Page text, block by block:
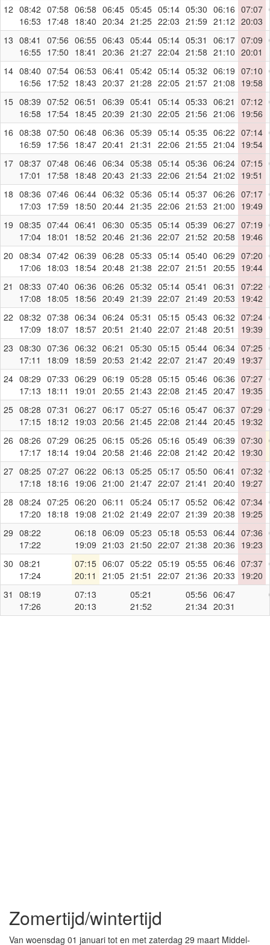
12 08:42
16:53
07:58
17:48
06:58
18:40
06:45
20:34
05:45
21:25
05:14
22:03
05:30
21:59
06:16
21:12
07:07
20:03
13 08:41
16:55
07:56
17:50
06:55
18:41
06:43
20:36
05:44
21:27
05:14
22:04
05:31
21:58
06:17
21:10
07:09
20:01
14 08:40
16:56
07:54
17:52
06:53
18:43
06:41
20:37
05:42
21:28
05:14
22:05
05:32
21:57
06:19
21:08
07:10
19:58
15 08:39
16:58
07:52
17:54
06:51
18:45
06:39
20:39
05:41
21:30
05:14
22:05
05:33
21:56
06:21
21:06
07:12
19:56
16 08:38
16:59
07:50
17:56
06:48
18:47
06:36
20:41
05:39
21:31
05:14
22:06
05:35
21:55
06:22
21:04
07:14
19:54
17 08:37
17:01
07:48
17:58
06:46
18:48
06:34
20:43
05:38
21:33
05:14
22:06
05:36
21:54
06:24
21:02
07:15
19:51
18 08:36
17:03
07:46
17:59
06:44
18:50
06:32
20:44
05:36
21:35
05:14
22:06
05:37
21:53
06:26
21:00
07:17
19:49
19 08:35
17:04
07:44
18:01
06:41
18:52
06:30
20:46
05:35
21:36
05:14
22:07
05:39
21:52
06:27
20:58
07:19
19:46
20 08:34
17:06
07:42
18:03
06:39
18:54
06:28
20:48
05:33
21:38
05:14
22:07
05:40
21:51
06:29
20:55
07:20
19:44
21
08:33
17:08
07:40
18:05
06:36
18:56
06:26
20:49
05:32
21:39
05:14
22:07
05:41
21:49
06:31
20:53
07:22
19:42
22 08:32
17:09
07:38
18:07
06:34
18:57
06:24
20:51
05:31
21:40
05:15
22:07
05:43
21:48
06:32
20:51
07:24
19:39
23 08:30
17:11
07:36
18:09
06:32
18:59
06:21
20:53
05:30
21:42
05:15
22:07
05:44
21:47
06:34
20:49
07:25
19:37
24 08:29
17:13
07:33
18:11
06:29
19:01
06:19
20:55
05:28
21:43
05:15
22:08
05:46
21:45
06:36
20:47
07:27
19:35
25 08:28
17:15
07:31
18:12
06:27
19:03
06:17
20:56
05:27
21:45
05:16
22:08
05:47
21:44
06:37
20:45
07:29
19:32
26 08:26
17:17
07:29
18:14
06:25
19:04
06:15
20:58
05:26
21:46
05:16
22:08
05:49
21:42
06:39
20:42
07:30
19:30
27 08:25
17:18
07:27
18:16
06:22
19:06
06:13
21:00
05:25
21:47
05:17
22:07
05:50
21:41
06:41
20:40
07:32
19:27
28 08:24
17:20
07:25
18:18
06:20
19:08
06:11
21:02
05:24
21:49
05:17
22:07
05:52
21:39
06:42
20:38
07:34
19:25
29 08:22
17:22
06:18
19:09
06:09
21:03
05:23
21:50
05:18
22:07
05:53
21:38
06:44
20:36
07:36
19:23
30 08:21
17:24
07:15
20:11
06:07
21:05
05:22
21:51
05:19
22:07
05:55
21:36
06:46
20:33
07:37
19:20
31
08:19
17:26
07:13
20:13
05:21
21:52
05:56
21:34
06:47
20:31
Zomertijd/wintertijd
Van woensdag 01 januari tot en met zaterdag 29 maart Middel-